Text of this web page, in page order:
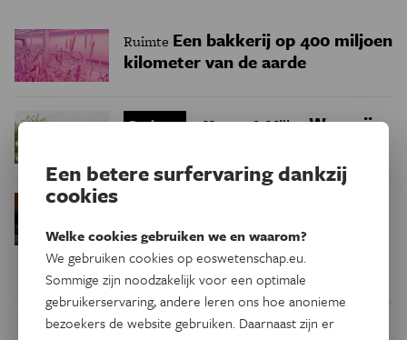
Ruimte Een bakkerij op 400 miljoen
kilometer van de aarde
Podcast Natuur & MilieuWaar zijn
in de hersenen moeten zoeken
Een betere surfervaring dankzij
cookies
Welke cookies gebruiken we en waarom?
We gebruiken cookies op eoswetenschap.eu.
Sommige zijn noodzakelijk voor een optimale
gebruikerservaring, andere leren ons hoe anonieme
bezoekers de website gebruiken. Daarnaast zijn er